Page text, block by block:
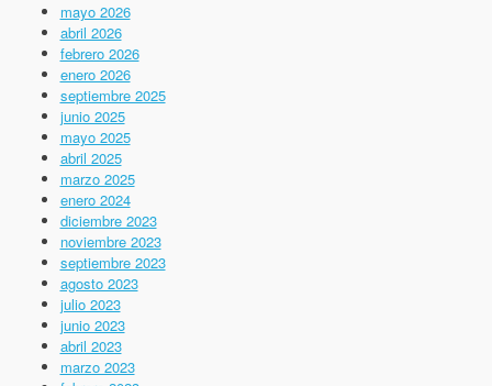
mayo 2026
abril 2026
febrero 2026
enero 2026
septiembre 2025
junio 2025
mayo 2025
abril 2025
marzo 2025
enero 2024
diciembre 2023
noviembre 2023
septiembre 2023
agosto 2023
julio 2023
junio 2023
abril 2023
marzo 2023